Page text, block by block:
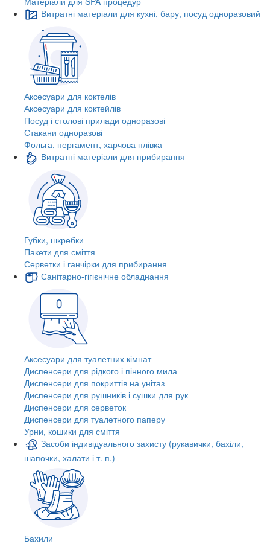
Витратні матеріали для кухні, бару, посуд одноразовий
Аксесуари для коктелів
Аксесуари для коктейлів
Посуд і столові прилади одноразові
Стакани одноразові
Фольга, пергамент, харчова плівка
Витратні матеріали для прибирання
Губки, шкребки
Пакети для сміття
Серветки і ганчірки для прибирання
Санітарно-гігієнічне обладнання
Аксесуари для туалетних кімнат
Диспенсери для рідкого і пінного мила
Диспенсери для покриттів на унітаз
Диспенсери для рушників і сушки для рук
Диспенсери для серветок
Диспенсери для туалетного паперу
Урни, кошики для сміття
Засоби індивідуального захисту (рукавички, бахіли,
шапочки, халати і т. п.)
Бахили